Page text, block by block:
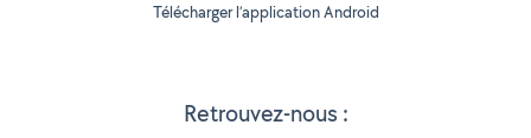
Retrouvez-nous :
Télécharger l’application Android